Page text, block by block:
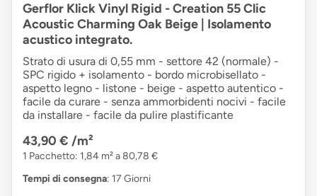
Gerflor Klick Vinyl Rigid - Creation 55 Clic
Acoustic Charming Oak Beige | Isolamento
acustico integrato.
Strato di usura di 0,55 mm - settore 42 (normale) -
SPC rigido + isolamento - bordo microbisellato -
aspetto legno - listone - beige - aspetto autentico -
facile da curare - senza ammorbidenti nocivi - facile
da installare - facile da pulire plastificante
43,90 € /m²
1 Pacchetto: 1,84 m² a 80,78 €
Tempi di consegna: 17 Giorni